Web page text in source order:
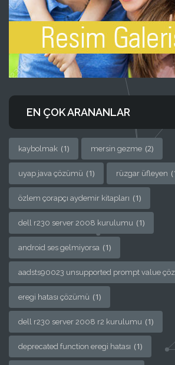
EN ÇOK ARANANLAR
kaybolmak (1) mersin gezme (2)
uyap java çözümü (1) rüzgar üfleyen
özlem çorapçı aydemir kitapları (1)
dell r230 server 2008 kurulumu (1)
android ses gelmiyorsa (1)
aadsts90023 unsupported prompt value
eregi hatası çözümü (1)
dell r230 server 2008 r2 kurulumu (1)
deprecated function eregi hatası (1)